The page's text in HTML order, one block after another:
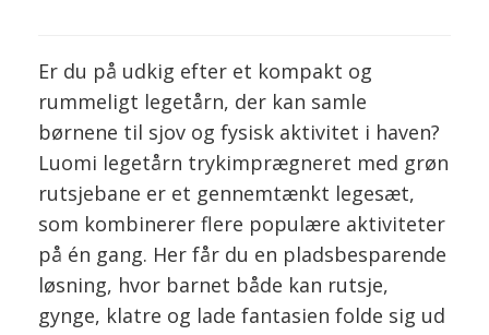
Er du på udkig efter et kompakt og
rummeligt legetårn, der kan samle
børnene til sjov og fysisk aktivitet i haven?
Luomi legetårn trykimprægneret med grøn
rutsjebane er et gennemtænkt legesæt,
som kombinerer flere populære aktiviteter
på én gang. Her får du en pladsbesparende
løsning, hvor barnet både kan rutsje,
gynge, klatre og lade fantasien folde sig ud